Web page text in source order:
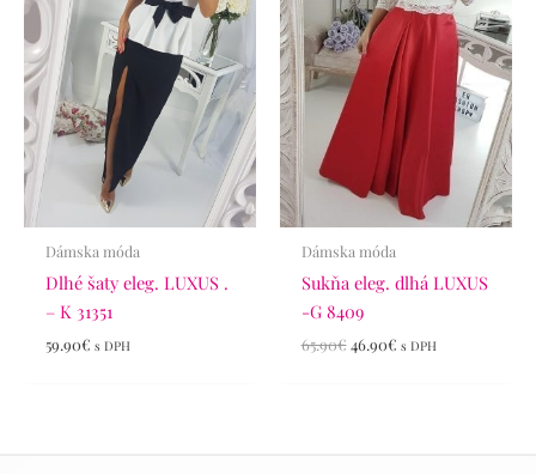
Dámska móda
Dlhé šaty eleg. LUXUS .
– K 31351
59.90€ s DPH
Dámska móda
Sukňa eleg. dlhá LUXUS
-G 8409
65.90€ 46.90€ s DPH